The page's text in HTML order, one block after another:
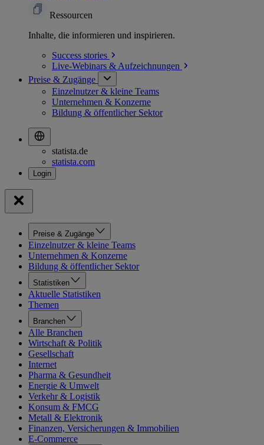
Ressourcen
Inhalte, die informieren und inspirieren.
Success stories
Live-Webinars & Aufzeichnungen
Preise & Zugänge
Einzelnutzer & kleine Teams
Unternehmen & Konzerne
Bildung & öffentlicher Sektor
statista.de
statista.com
Preise & Zugänge
Einzelnutzer & kleine Teams
Unternehmen & Konzerne
Bildung & öffentlicher Sektor
Statistiken
Aktuelle Statistiken
Themen
Branchen
Alle Branchen
Wirtschaft & Politik
Gesellschaft
Internet
Pharma & Gesundheit
Energie & Umwelt
Verkehr & Logistik
Konsum & FMCG
Metall & Elektronik
Finanzen, Versicherungen & Immobilien
E-Commerce